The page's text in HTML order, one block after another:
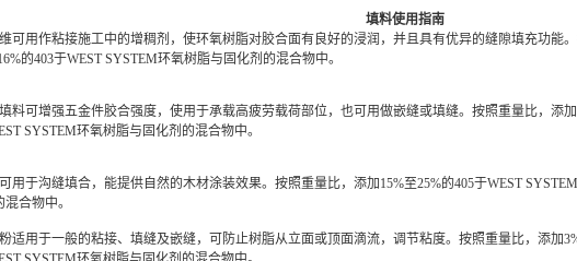
填料使用指南
可用作粘接施工中的增稠剂，使环氧树脂对胶合面有良好的浸润，并且具有优异的缝隙填充功能。
的403于WEST SYSTEM环氧树脂与固化剂的混合物中。
料可增强五金件胶合强度，使用于承载高疲劳载荷部位，也可用做嵌缝或填缝。按照重量比，添加
SYSTEM环氧树脂与固化剂的混合物中。
用于沟缝填合，能提供自然的木材涂装效果。按照重量比，添加15%至25%的405于WEST
合物中。
适用于一般的粘接、填缝及嵌缝，可防止树脂从立面或顶面滴流，调节粘度。按照重量比，添加